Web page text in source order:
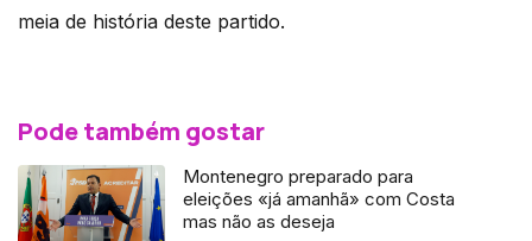
meia de história deste partido.
Pode também gostar
Montenegro preparado para
eleições «já amanhã» com Costa
mas não as deseja